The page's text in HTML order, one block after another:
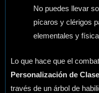
No puedes llevar
pícaros y clérigos
elementales y
Lo que hace que el
Personalización de
través de un árbol de